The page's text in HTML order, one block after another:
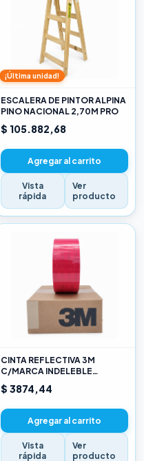
¡Última unidad!
ESCALERA DE PINTOR ALPINA
PINO NACIONAL 2,70M PRO
$ 105.882,68
Agregar al carrito
Vista
rápida
Ver
producto
CINTA REFLECTIVA 3M
C/MARCA INDELEBLE
TRASERA BLANCA Y ROJO X
METRO
$ 3874,44
Agregar al carrito
Vista
rápida
Ver
producto